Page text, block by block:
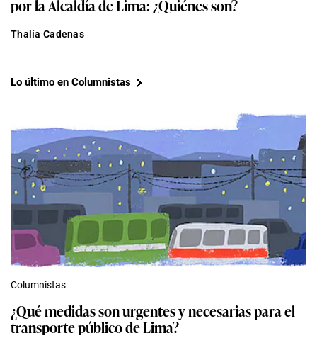
por la Alcaldía de Lima: ¿Quiénes son?
Thalía Cadenas
Lo último en Columnistas
Columnistas
¿Qué medidas son urgentes y necesarias para el
transporte público de Lima?